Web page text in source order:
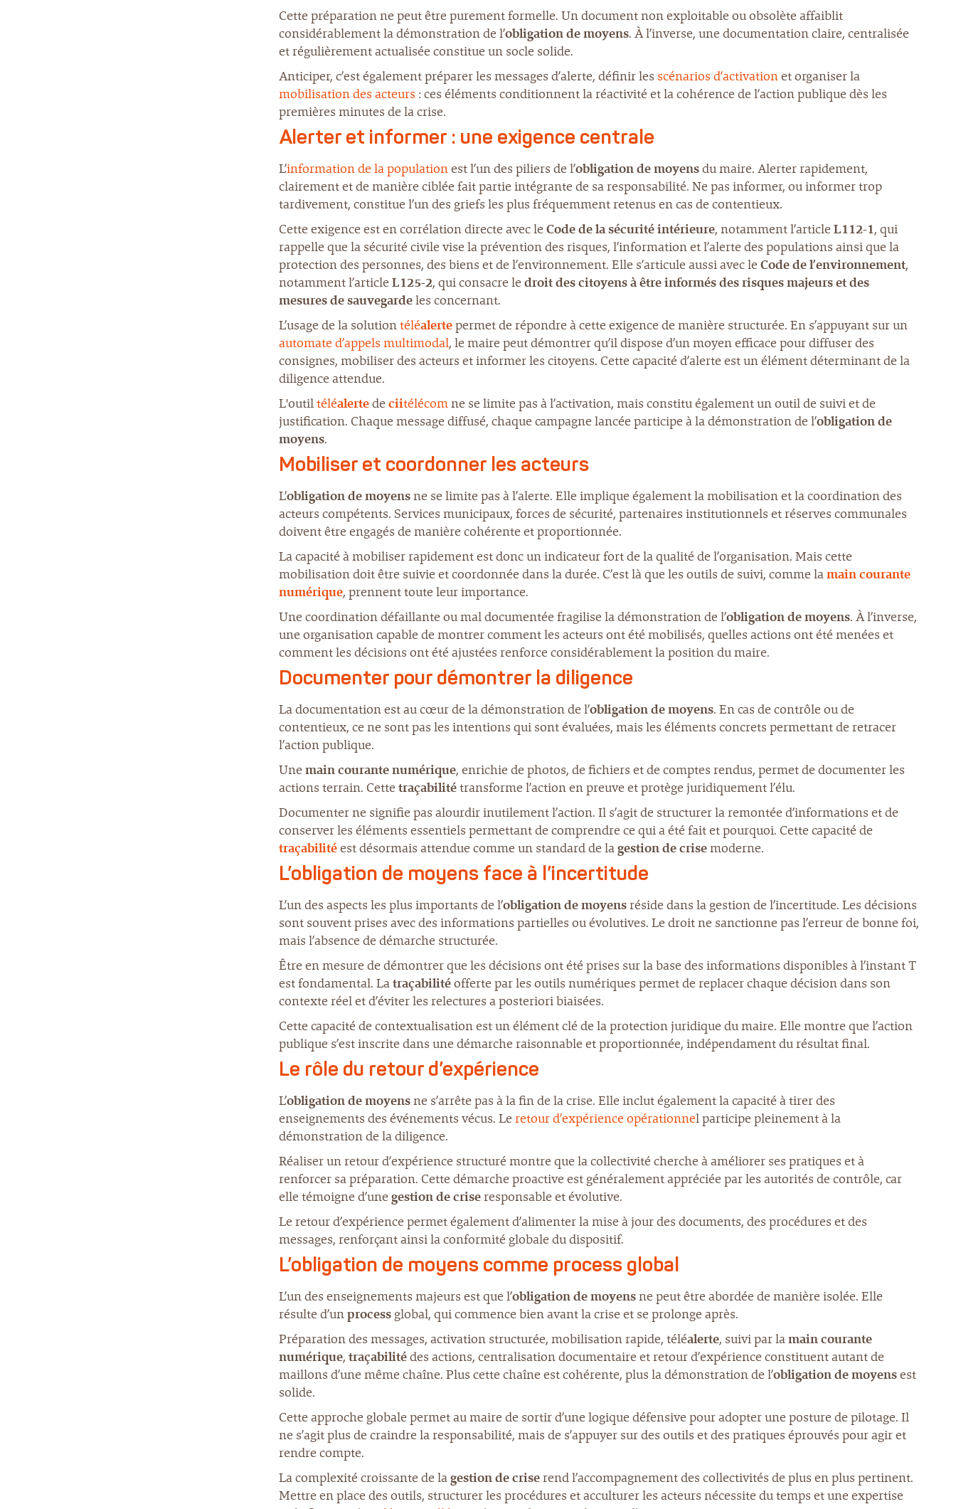
Cette préparation ne peut être purement formelle. Un document non exploitable ou obsolète affaiblit
considérablement la démonstration de l’obligation de moyens. À l’inverse, une documentation claire, centralisée
et régulièrement actualisée constitue un socle solide.
Anticiper, c’est également préparer les messages d’alerte, définir les scénarios d’activationet organiser la
mobilisation des acteurs : ces éléments conditionnent la réactivité et la cohérence de l’action publique dès les
premières minutes de la crise.
Alerter et informer : une exigence centrale
L’information de la populationest l’un des piliers de l’obligation de moyensdu maire. Alerter rapidement,
clairement et de manière ciblée fait partie intégrante de sa responsabilité. Ne pas informer, ou informer trop
tardivement, constitue l’un des griefs les plus fréquemment retenus en cas de contentieux.
Cette exigence est en corrélation directe avec le Code de la sécurité intérieure, notamment l’article L112-1, qui
rappelle que la sécurité civile vise la prévention des risques, l’information et l’alerte des populations ainsi que la
protection des personnes, des biens et de l’environnement. Elle s’articule aussi avec le Code de l’environnement,
notamment l’article L125-2, qui consacre le droit des citoyens à être informés des risques majeurs et des
mesures de sauvegardeles concernant.
L’usage de la solutiontéléalertepermet de répondre à cette exigence de manière structurée. En s’appuyant sur un
automate d’appels multimodal, le maire peut démontrer qu’il dispose d’un moyen efficace pour diffuser des
consignes, mobiliser des acteurs et informer les citoyens. Cette capacité d’alerte est un élément déterminant de la
diligence attendue.
L'outiltéléalertede ciitélécomne se limite pas à l’activation, mais constitu également un outil de suivi et de
justification. Chaque message diffusé, chaque campagne lancée participe à la démonstration de l’obligation de
moyens.
Mobiliser et coordonner les acteurs
L’obligation de moyensne se limite pas à l’alerte. Elle implique également la mobilisation et la coordination des
acteurs compétents. Services municipaux, forces de sécurité, partenaires institutionnels et réserves communales
doivent être engagés de manière cohérente et proportionnée.
La capacité à mobiliser rapidement est donc un indicateur fort de la qualité de l’organisation. Mais cette
mobilisation doit être suivie et coordonnée dans la durée. C’est là que les outils de suivi, comme lamain courante
numérique, prennent toute leur importance.
Une coordination défaillante ou mal documentée fragilise la démonstration de l’obligation de moyens. À l’inverse,
une organisation capable de montrer comment les acteurs ont été mobilisés, quelles actions ont été menées et
comment les décisions ont été ajustées renforce considérablement la position du maire.
Documenter pour démontrer la diligence
La documentation est au cœur de la démonstration de l’obligation de moyens. En cas de contrôle ou de
contentieux, ce ne sont pas les intentions qui sont évaluées, mais les éléments concrets permettant de retracer
l’action publique.
Une main courante numérique, enrichie de photos, de fichiers et de comptes rendus, permet de documenter les
actions terrain. Cette traçabilitétransforme l’action en preuve et protège juridiquement l’élu.
Documenter ne signifie pas alourdir inutilement l’action. Il s’agit de structurer la remontée d’informations et de
conserver les éléments essentiels permettant de comprendre ce qui a été fait et pourquoi. Cette capacité de
traçabilitéest désormais attendue comme un standard de lagestion de crisemoderne.
L’obligation de moyens face à l’incertitude
L’un des aspects les plus importants de l’obligation de moyensréside dans la gestion de l’incertitude. Les décisions
sont souvent prises avec des informations partielles ou évolutives. Le droit ne sanctionne pas l’erreur de bonne foi,
mais l’absence de démarche structurée.
Être en mesure de démontrer que les décisions ont été prises sur la base des informations disponibles à l’instant T
est fondamental. Latraçabilitéofferte par les outils numériques permet de replacer chaque décision dans son
contexte réel et d’éviter les relectures a posteriori biaisées.
Cette capacité de contextualisation est un élément clé de la protection juridique du maire. Elle montre que l’action
publique s’est inscrite dans une démarche raisonnable et proportionnée, indépendament du résultat final.
Le rôle du retour d’expérience
L’obligation de moyensne s’arrête pas à la fin de la crise. Elle inclut également la capacité à tirer des
enseignements des événements vécus. Le retour d’expérience opérationnel participe pleinement à la
démonstration de la diligence.
Réaliser un retour d’expérience structuré montre que la collectivité cherche à améliorer ses pratiques et à
renforcer sa préparation. Cette démarche proactive est généralement appréciée par les autorités de contrôle, car
elle témoigne d’une gestion de criseresponsable et évolutive.
Le retour d’expérience permet également d’alimenter la mise à jour des documents, des procédures et des
messages, renforçant ainsi la conformité globale du dispositif.
L’obligation de moyens comme process global
L’un des enseignements majeurs est que l’obligation de moyensne peut être abordée de manière isolée. Elle
résulte d’unprocess global, qui commence bien avant la crise et se prolonge après.
Préparation des messages, activation structurée, mobilisation rapide, téléalerte, suivi par lamain courante
numérique, traçabilitédes actions, centralisation documentaire et retour d’expérience constituent autant de
maillons d’une même chaîne. Plus cette chaîne est cohérente, plus la démonstration de l’obligation de moyensest
solide.
Cette approche globale permet au maire de sortir d’une logique défensive pour adopter une posture de pilotage. Il
ne s’agit plus de craindre la responsabilité, mais de s’appuyer sur des outils et des pratiques éprouvés pour agir et
rendre compte.
La complexité croissante de lagestion de criserend l’accompagnement des collectivités de plus en plus pertinent.
Mettre en place des outils, structurer les procédures et acculturer les acteurs nécessite du temps et une expertise